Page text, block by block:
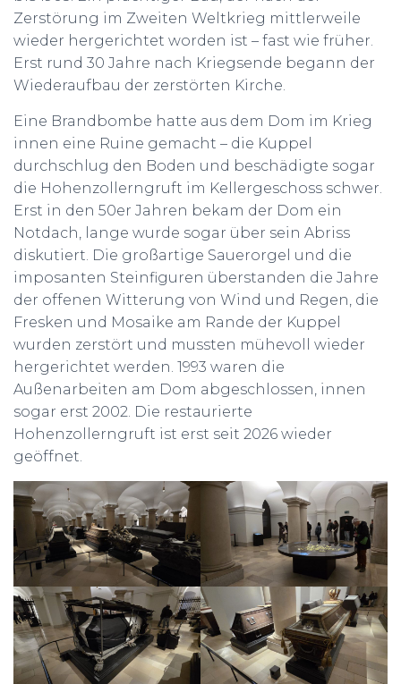
Zerstörung im Zweiten Weltkrieg mittlerweile
wieder hergerichtet worden ist – fast wie früher.
Erst rund 30 Jahre nach Kriegsende begann der
Wiederaufbau der zerstörten Kirche.
Eine Brandbombe hatte aus dem Dom im Krieg
innen eine Ruine gemacht – die Kuppel
durchschlug den Boden und beschädigte sogar
die Hohenzollerngruft im Kellergeschoss schwer.
Erst in den 50er Jahren bekam der Dom ein
Notdach, lange wurde sogar über sein Abriss
diskutiert. Die großartige Sauerorgel und die
imposanten Steinfiguren überstanden die Jahre
der offenen Witterung von Wind und Regen, die
Fresken und Mosaike am Rande der Kuppel
wurden zerstört und mussten mühevoll wieder
hergerichtet werden. 1993 waren die
Außenarbeiten am Dom abgeschlossen, innen
sogar erst 2002. Die restaurierte
Hohenzollerngruft ist erst seit 2026 wieder
geöffnet.